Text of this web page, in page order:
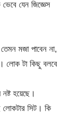
যেন জিজ্ঞেস
মজা পাবেন না,
লোক টা কিছু বলবে
হয়েছে।
লোকটার সিট। কি